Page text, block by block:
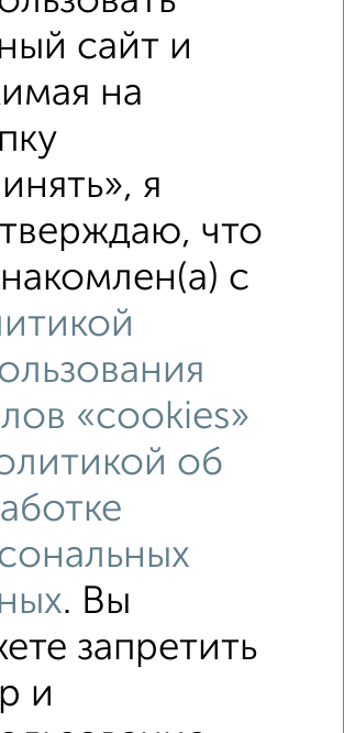
рядом
недалеко от Силикатная 24
ценой
24 с ценой ниже
сайт и
на
я
что
с
«cookies»
об
. Вы
запретить
и